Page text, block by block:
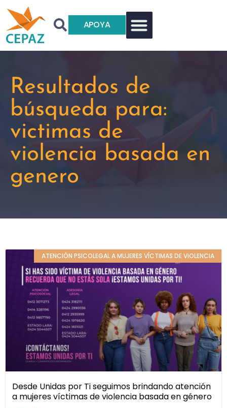
APOYA
Resultados de
búsqueda para:
victimas de
violencia basada en
genero
ATENCIÓN PSICOLEGAL A MUJERES VÍCTIMAS DE VIOLENCIA
Desde Unidas por Ti seguimos brindando atención
a mujeres víctimas de violencia basada en género